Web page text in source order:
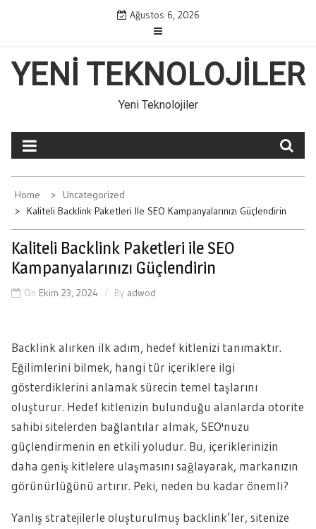
content
Ağustos 6, 2026
YENI TEKNOLOJILER
Yeni Teknolojiler
Home
Uncategorized
Kaliteli Backlink Paketleri Ile SEO Kampanyalarınızı Güçlendirin
Kaliteli Backlink Paketleri ile SEO
Kampanyalarınızı Güçlendirin
On Ekim 23, 2024 By adwod
Backlink alırken ilk adım, hedef kitlenizi tanımaktır.
Eğilimlerini bilmek, hangi tür içeriklere ilgi
gösterdiklerini anlamak sürecin temel taşlarını
oluşturur. Hedef kitlenizin bulunduğu alanlarda otorite
sahibi sitelerden bağlantılar almak, SEO'nuzu
güçlendirmenin en etkili yoludur. Bu, içeriklerinizin
daha geniş kitlelere ulaşmasını sağlayarak, markanızın
görünürlüğünü artırır. Peki, neden bu kadar önemli?
Yanlış stratejilerle oluşturulmuş backlink’ler, sitenize